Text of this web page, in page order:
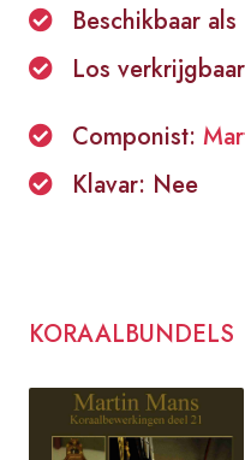
Beschikbaar
Los
Componist:
Klavar: Nee
KORAALBUNDELS